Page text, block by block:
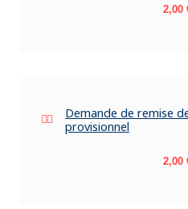
Prix
2,00
Demande de remise
provisionnel
Prix
2,00